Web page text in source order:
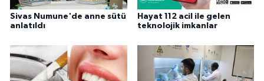
Sivas Numune'de anne sütü
anlatıldı
Hayat 112 acil ile gelen
teknolojik imkanlar